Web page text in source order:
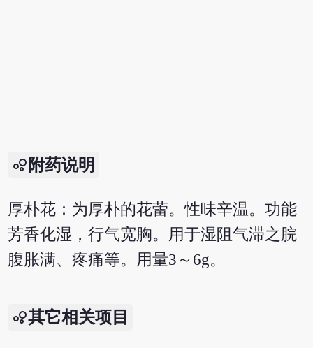
附药说明
厚朴花：为厚朴的花蕾。性味辛温。功能
芳香化湿，行气宽胸。用于湿阻气滞之脘
腹胀满、疼痛等。用量3～6g。
其它相关项目